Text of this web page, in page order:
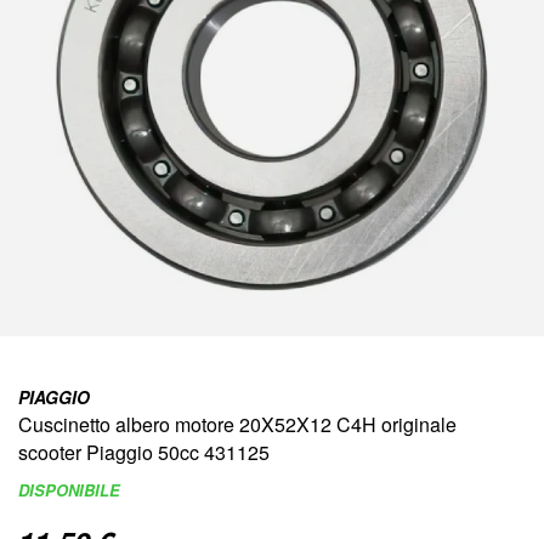
della
galleria
di
PIAGGIO
Cuscinetto albero motore 20X52X12 C4H originale
scooter Piaggio 50cc 431125
DISPONIBILE